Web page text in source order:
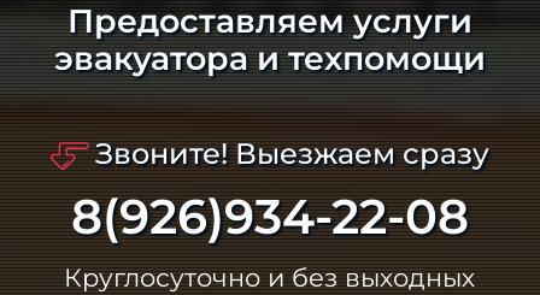
Предоставляем услуги
эвакуатора и техпомощи
Звоните! Выезжаем сразу
8(926)934-22-08
Круглосуточно и без выходных